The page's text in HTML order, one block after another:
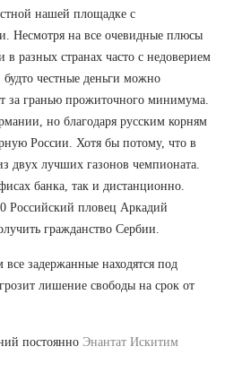
нашей площадке с
Несмотря на все очевидные плюсы
разных странах часто с недоверием
будто честные деньги можно
за гранью прожиточного минимума.
но благодаря русским корням
России. Хотя бы потому, что в
двух лучших газонов чемпионата.
банка, так и дистанционно.
Российский пловец Аркадий
гражданство Сербии.
задержанные находятся под
лишение свободы на срок от
постоянно Энантат Искитим